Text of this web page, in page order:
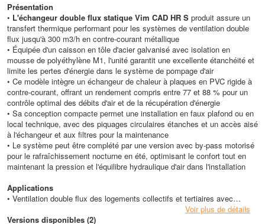
Présentation
• L'échangeur double flux statique Vim CAD HR S produit assure un
transfert thermique performant pour les systèmes de ventilation double
flux jusqu'à 300 m3/h en contre-courant métallique
• Équipée d'un caisson en tôle d'acier galvanisé avec isolation en
mousse de polyéthylène M1, l'unité garantit une excellente étanchéité et
limite les pertes d'énergie dans le système de pompage d'air
• Ce modèle intègre un échangeur de chaleur à plaques en PVC rigide à
contre-courant, offrant un rendement compris entre 77 et 88 % pour un
contrôle optimal des débits d'air et de la récupération d'énergie
• Sa conception compacte permet une installation en faux plafond ou en
local technique, avec des piquages circulaires étanches et un accès aisé
à l'échangeur et aux filtres pour la maintenance
• Le système peut être complété par une version avec by-pass motorisé
pour le rafraîchissement nocturne en été, optimisant le confort tout en
maintenant la pression et l'équilibre hydraulique d'air dans l'installation
Applications
• Ventilation double flux des logements collectifs et tertiaires avec
• Installation en faux plafond dans les bâtiments neufs ou en rénovation
Voir plus de détails
Versions disponibles (2)